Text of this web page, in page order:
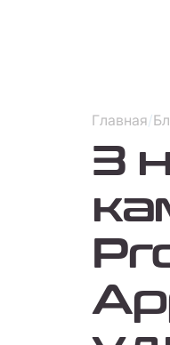
Главная/
3